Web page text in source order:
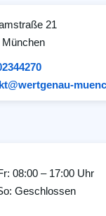
21
München
08:00 – 17:00 Uhr
Geschlossen